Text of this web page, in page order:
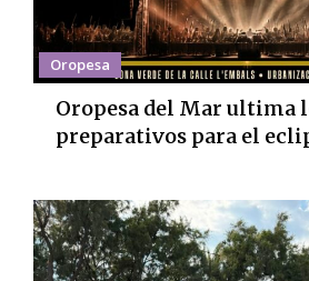
Oropesa
Oropesa del Mar ultima
preparativos para el